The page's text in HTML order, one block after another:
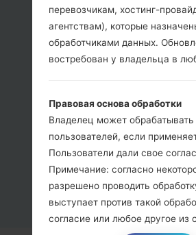
перевозчикам, хостинг-
агентствам), которые
обработчиками данных.
востребован у владельца в
Правовая основа обработки
Владелец может
пользователей, если
Пользователи дали свое
Примечание: согласно
разрешено проводить
выступает против такой
согласие или любое другое